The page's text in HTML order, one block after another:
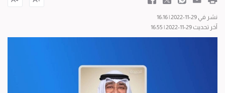
نشر في 29-11-2022 | 16:16
آخر تحديث 29-11-2022 | 16:55